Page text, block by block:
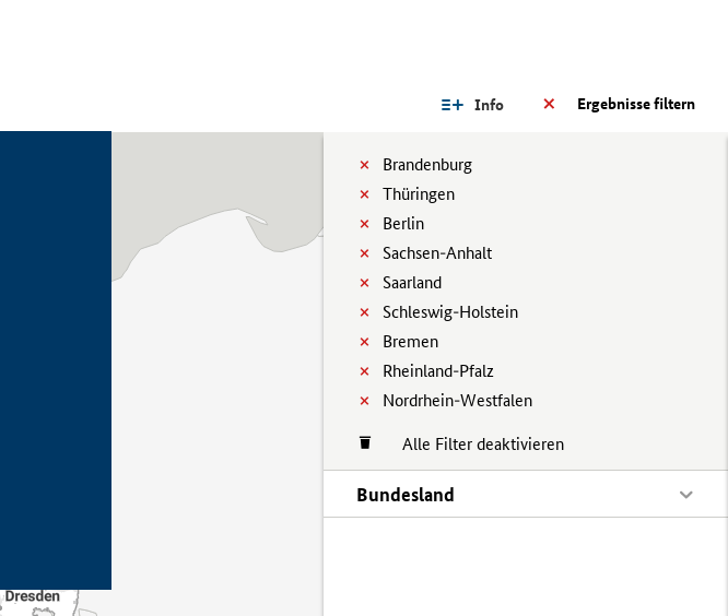
Ergebnisse filtern
Info
Brandenburg
Thüringen
Berlin
Sachsen-Anhalt
Saarland
Schleswig-Holstein
Bremen
Rheinland-Pfalz
Nordrhein-Westfalen
Alle Filter deaktivieren
Bundesland